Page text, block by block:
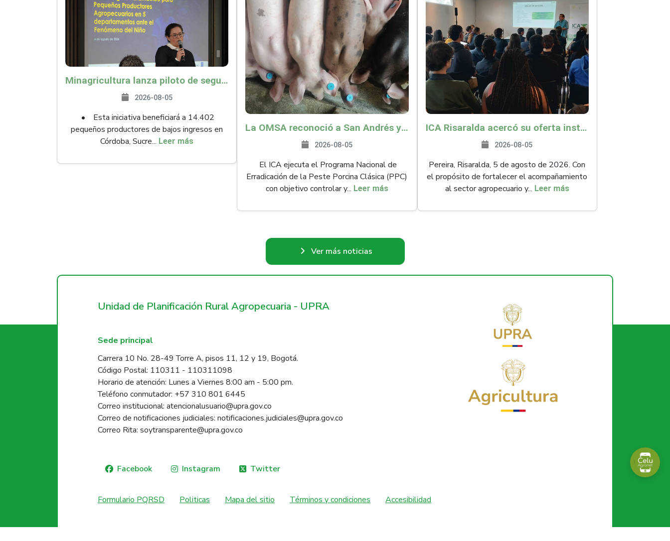
Minagricultura lanza piloto de seguro agropecuario por $9.625 millones para proteger a más de 14.000 pequeños productores contra riesgos del Fenómeno de El Niño
2026-08-05
• Esta iniciativa beneficiará a 14.402
pequeños productores de bajos ingresos en
Córdoba, Sucre... Leer más
La OMSA reconoció a San Andrés y Providencia como zona libre de Peste Porcina Clásica (PPC)
2026-08-05
El ICA ejecuta el Programa Nacional de
Erradicación de la Peste Porcina Clásica (PPC)
con objetivo controlar y... Leer más
ICA Risaralda acercó su oferta institucional a productores y emprendedores en Expocamello
2026-08-05
Pereira, Risaralda, 5 de agosto de 2026. Con
el propósito de fortalecer el acompañamiento
al sector agropecuario y... Leer más
Ver más noticias
Unidad de Planificación Rural Agropecuaria - UPRA
Sede principal
Carrera 10 No. 28-49 Torre A, pisos 11, 12 y 19, Bogotá.
Código Postal: 110311 - 110311098
Horario de atención: Lunes a Viernes 8:00 am - 5:00 pm.
Teléfono conmutador: +57 310 801 6445
Correo institucional: atencionalusuario@upra.gov.co
Correo de notificaciones judiciales: notificaciones.judiciales@upra.gov.co
Correo Rita: soytransparente@upra.gov.co
Facebook Instagram Twitter
Formulario PQRSD Politicas Mapa del sitio Términos y condiciones Accesibilidad